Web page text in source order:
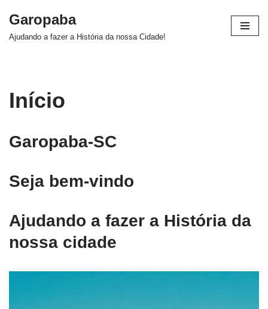
Pular
Garopaba
Ajudando a fazer a História da nossa Cidade!
Início
Garopaba-SC
Seja bem-vindo
Ajudando a fazer a História da
nossa cidade